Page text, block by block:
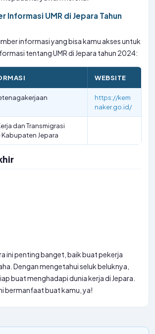
Informasi UMR di Jepara Tahun
informasi yang bisa kamu akses untuk
tentang UMR di Jepara tahun 2024:
WEBSITE
https://kem
naker.go.id/
dan Transmigrasi
Kabupaten Jepara
ini penting banget, baik buat pekerja
Dengan mengetahui seluk beluknya,
buat menghadapi dunia kerja di Jepara.
bermanfaat buat kamu, ya!